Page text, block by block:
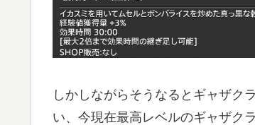
しかしながらそうなるとギャザク
い、今現在最高レベルのギャザク